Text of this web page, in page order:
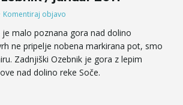
Komentiraj objavo
je malo poznana gora nad dolino
ne pripelje nobena markirana pot, smo
Zadnjiški Ozebnik je gora z lepim
nad dolino reke Soče.